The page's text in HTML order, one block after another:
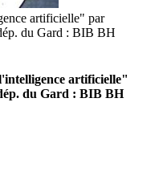
artificielle" par
du Gard : BIB BH
artificielle"
du Gard : BIB BH